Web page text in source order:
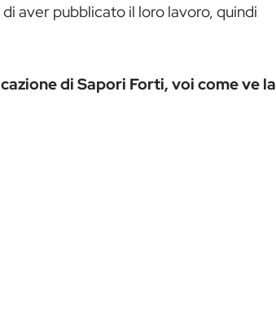
aver pubblicato il loro lavoro, quindi
di Sapori Forti, voi come ve la